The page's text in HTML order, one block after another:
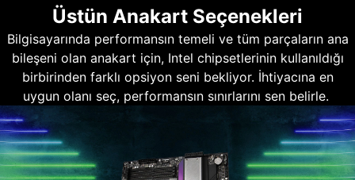
Üstün Anakart Seçenekleri
Bilgisayarında performansın temeli ve tüm parçaların ana
bileşeni olan anakart için, Intel chipsetlerinin kullanıldığı
birbirinden farklı opsiyon seni bekliyor. İhtiyacına en
uygun olanı seç, performansın sınırlarını sen belirle.